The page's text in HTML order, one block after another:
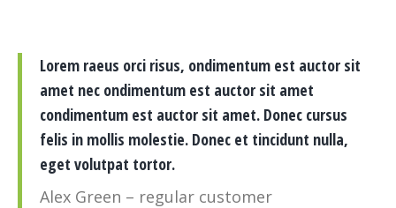
Lorem raeus orci risus, ondimentum est auctor sit
amet nec ondimentum est auctor sit amet
condimentum est auctor sit amet. Donec cursus
felis in mollis molestie. Donec et tincidunt nulla,
eget volutpat tortor.
Alex Green – regular customer